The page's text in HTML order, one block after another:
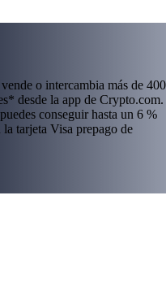
o intercambia más de 400
desde la app de Crypto.com.
conseguir hasta un 6 %
tarjeta Visa prepago de